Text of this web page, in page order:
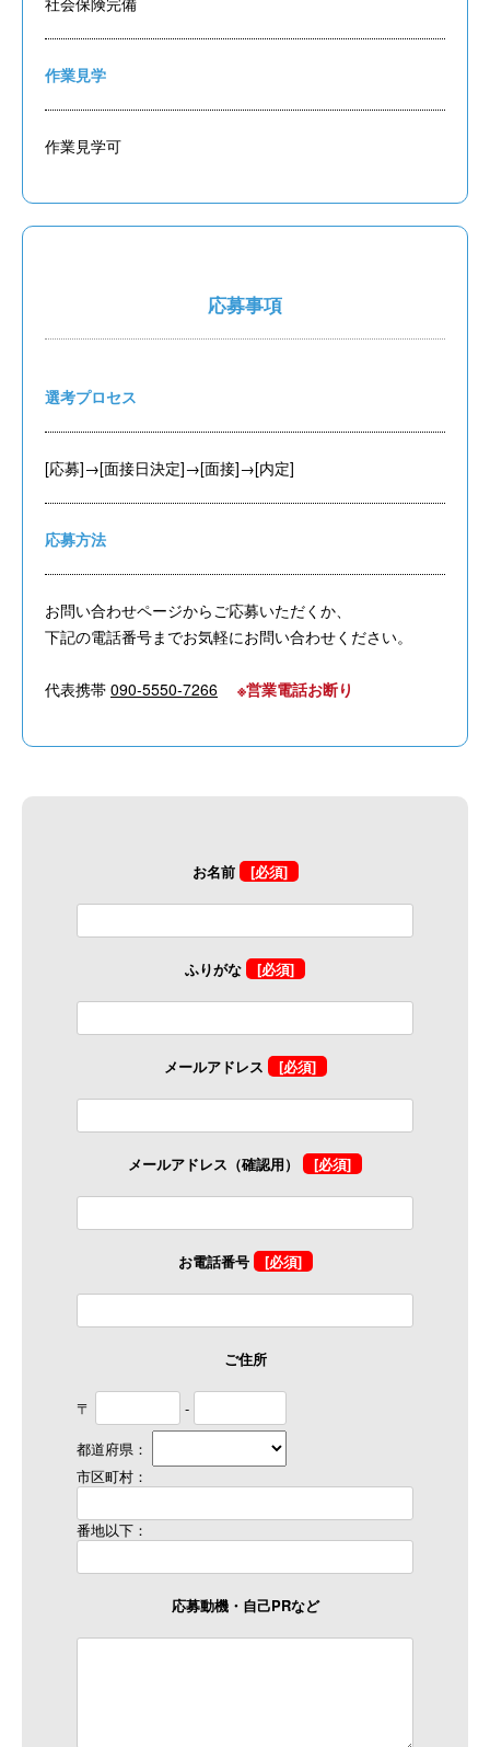
作業見学
作業見学可
応募事項
選考プロセス
[応募]→[面接日決定]→[面接]→[内定]
応募方法
お問い合わせページからご応募いただくか、
下記の電話番号までお気軽にお問い合わせください。
代表携帯 090-5550-7266 ※営業電話お断り
お名前 [必須]
ふりがな [必須]
メールアドレス [必須]
メールアドレス（確認用） [必須]
お電話番号 [必須]
ご住所
〒
-
都道府県：
市区町村：
番地以下：
応募動機・自己PRなど